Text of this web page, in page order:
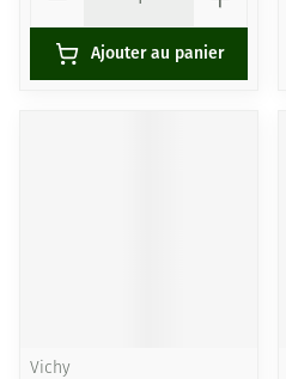
Ajouter au panier
Vichy